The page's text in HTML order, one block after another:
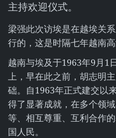
主持欢迎仪式。
梁强此次访埃是在越埃关
行的，这是时隔七年越南
越南与埃及于1963年9月1
上，早在此之前，胡志明
础。自1963年正式建交以
得了显著成就，在多个领
等、相互尊重、互利合作
国人民。